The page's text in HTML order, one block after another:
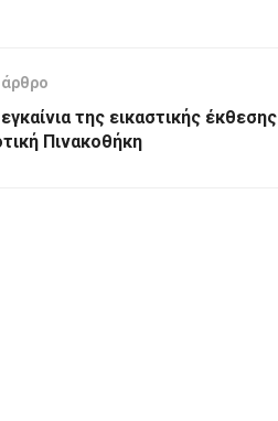
της εικαστικής έκθεσης
Πινακοθήκη